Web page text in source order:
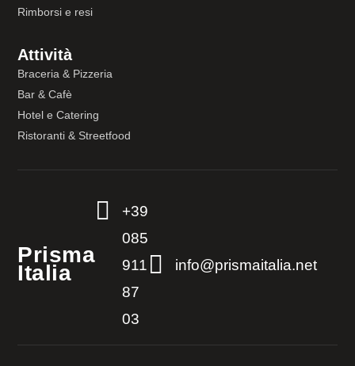
Rimborsi e resi
Attività
Braceria & Pizzeria
Bar & Cafè
Hotel e Catering
Ristoranti & Streetfood
Prisma
Italia

+39
085
911
87
03
 info@prismaitalia.net